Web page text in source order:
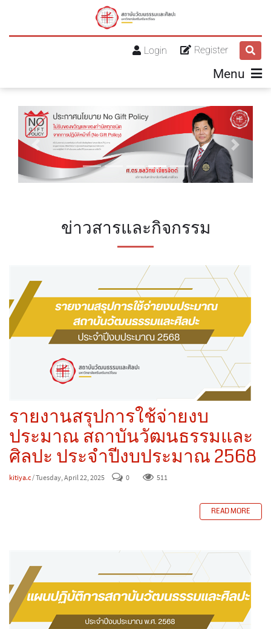
Register
Login
Menu
Previous Next
ข่าวสารและกิจกรรม
รายงานสรุปการใช้จ่ายงบ
ประมาณ สถาบันวัฒนธรรมและ
ศิลปะ ประจำปีงบประมาณ 2568
kitiya.c/ Tuesday, April 22, 2025 0 511
READ MORE